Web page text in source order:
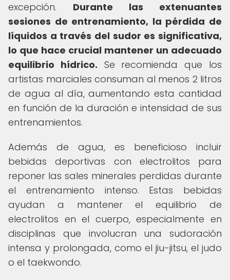
excepción. Durante las extenuantes
sesiones de entrenamiento, la pérdida de
líquidos a través del sudor es significativa,
lo que hace crucial mantener un adecuado
equilibrio hídrico. Se recomienda que los
artistas marciales consuman al menos 2 litros
de agua al día, aumentando esta cantidad
en función de la duración e intensidad de sus
entrenamientos.
Además de agua, es beneficioso incluir
bebidas deportivas con electrolitos para
reponer las sales minerales perdidas durante
el entrenamiento intenso. Estas bebidas
ayudan a mantener el equilibrio de
electrolitos en el cuerpo, especialmente en
disciplinas que involucran una sudoración
intensa y prolongada, como el jiu-jitsu, el judo
o el taekwondo.